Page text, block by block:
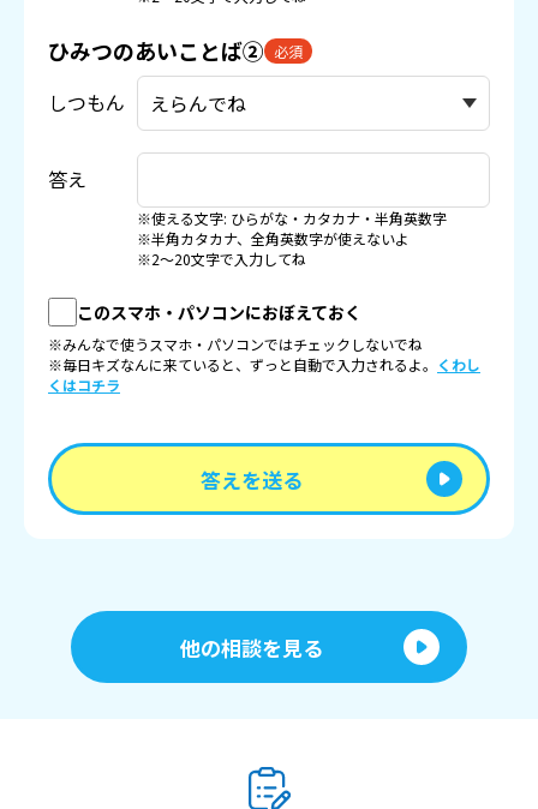
ひみつのあいことば② 必須
しつもん
答え
※使える文字: ひらがな・カタカナ・半角英数字
※半角カタカナ、全角英数字が使えないよ
※2〜20文字で入力してね
このスマホ・パソコンにおぼえておく
※みんなで使うスマホ・パソコンではチェックしないでね
※毎日キズなんに来ていると、ずっと自動で入力されるよ。 くわし
くはコチラ
答えを送る
他の相談を見る